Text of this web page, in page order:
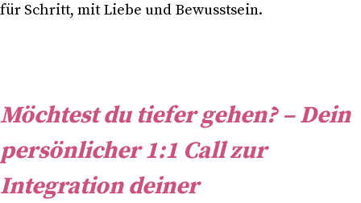
für Schritt, mit Liebe und Bewusstsein.
Möchtest du tiefer gehen? – Dein
persönlicher 1:1 Call zur
Integration deiner